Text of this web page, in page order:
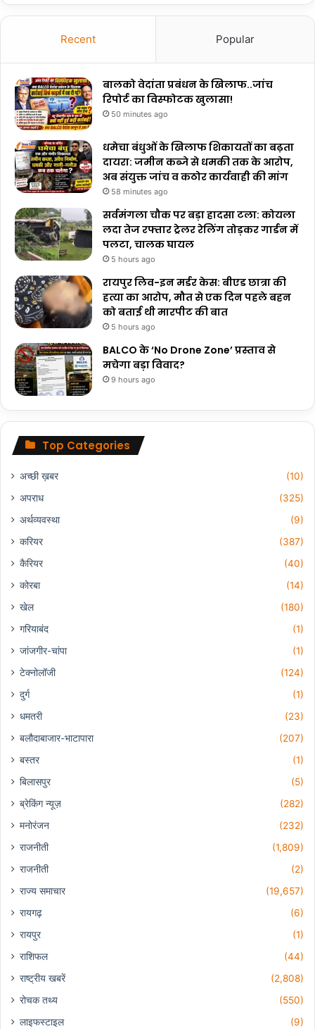
Recent Popular
बालको वेदांता प्रबंधन के खिलाफ..जांच
रिपोर्ट का विस्फोटक खुलासा!
50 minutes ago
धमेचा बंधुओं के खिलाफ शिकायतों का बढ़ता
दायरा: जमीन कब्जे से धमकी तक के आरोप,
अब संयुक्त जांच व कठोर कार्यवाही की मांग
58 minutes ago
सर्वमंगला चौक पर बड़ा हादसा टला: कोयला
लदा तेज रफ्तार ट्रेलर रेलिंग तोड़कर गार्डन में
पलटा, चालक घायल
5 hours ago
रायपुर लिव-इन मर्डर केस: बीएड छात्रा की
हत्या का आरोप, मौत से एक दिन पहले बहन
को बताई थी मारपीट की बात
5 hours ago
BALCO के ‘No Drone Zone’ प्रस्ताव से
मचेगा बड़ा विवाद?
9 hours ago
Top Categories
अच्छी ख़बर
(10)
अपराध
(325)
अर्थव्यवस्था
(9)
करियर
(387)
कैरियर
(40)
कोरबा
(14)
खेल
(180)
गरियाबंद
(1)
जांजगीर-चांपा
(1)
टेक्नोलॉजी
(124)
दुर्ग
(1)
धमतरी
(23)
बलौदाबाजार-भाटापारा
(207)
बस्तर
(1)
बिलासपुर
(5)
ब्रेकिंग न्यूज़
(282)
मनोरंजन
(232)
राजनीती
(1,809)
राजनीती
(2)
राज्य समाचार
(19,657)
रायगढ़
(6)
रायपुर
(1)
राशिफल
(44)
राष्ट्रीय खबरें
(2,808)
रोचक तथ्य
(550)
लाइफस्टाइल
(9)